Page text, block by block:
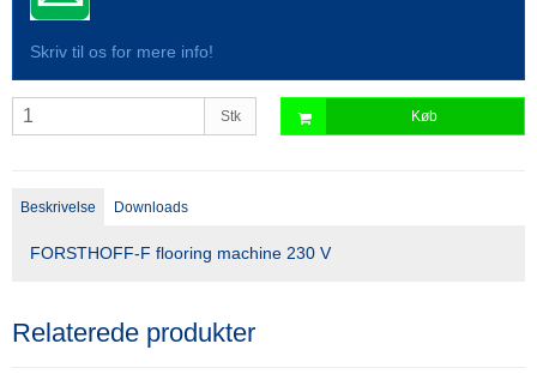
Skriv til os for mere info!
Stk Køb
Beskrivelse Downloads
FORSTHOFF-F flooring machine 230 V
Relaterede produkter